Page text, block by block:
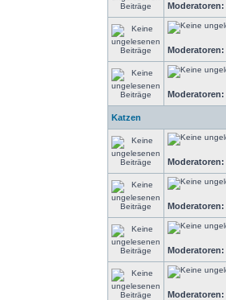
Moderatoren:
Moderatoren:
Moderatoren:
Katzen
Moderatoren:
Moderatoren:
Moderatoren:
Moderatoren: